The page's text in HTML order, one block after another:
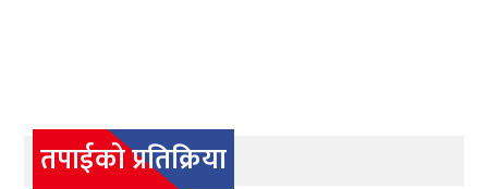
तपाईको प्रतिक्रिया